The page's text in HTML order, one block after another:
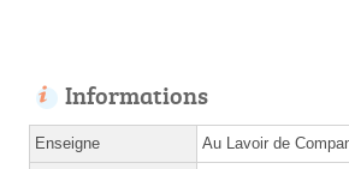
Informations
Enseigne Au Lavoir de